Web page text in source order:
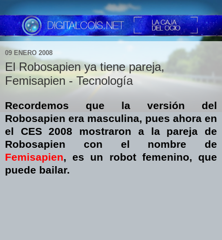
09 ENERO 2008
El Robosapien ya tiene pareja,
Femisapien - Tecnología
Recordemos que la versión del
Robosapien era masculina, pues ahora en
el CES 2008 mostraron a la pareja de
Robosapien con el nombre de
Femisapien, es un robot femenino, que
puede bailar.